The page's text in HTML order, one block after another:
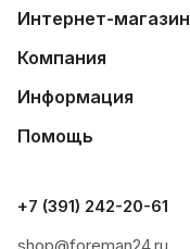
Интернет-магазин
Компания
Информация
Помощь
+7 (391) 242-20-61
shop@foreman24.ru